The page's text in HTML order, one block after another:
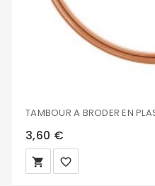
TAMBOUR A BRODER EN
3,60 €
local_grocery_store favorite_border